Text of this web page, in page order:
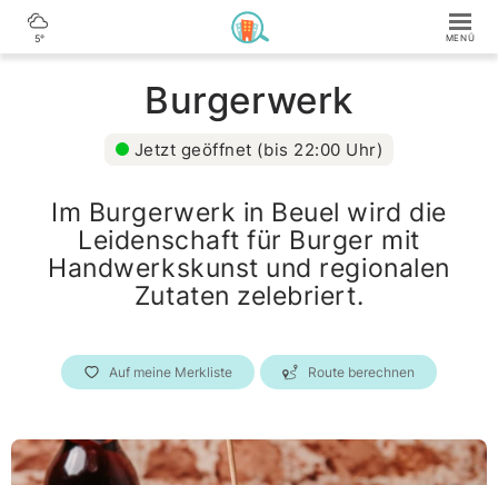
5°
Burgerwerk
Jetzt geöffnet (bis 22:00 Uhr)
Im Burgerwerk in Beuel wird die
Leidenschaft für Burger mit
Handwerkskunst und regionalen
Zutaten zelebriert.
Auf meine Merkliste Route berechnen